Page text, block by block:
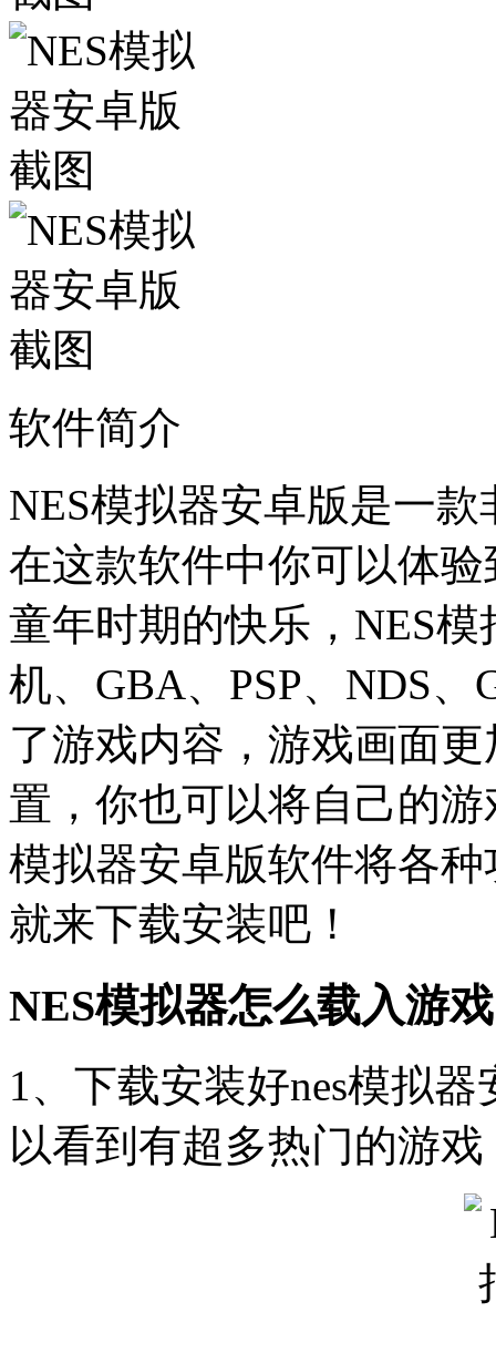
软件简介
NES模拟器安卓版是一
在这款软件中你可以体
童年时期的快乐，NES
机、GBA、PSP、NDS
了游戏内容，游戏画面
置，你也可以将自己的
模拟器安卓版软件将各
就来下载安装吧！
NES模拟器怎么载入游戏
1、下载安装好nes模拟
以看到有超多热门的游